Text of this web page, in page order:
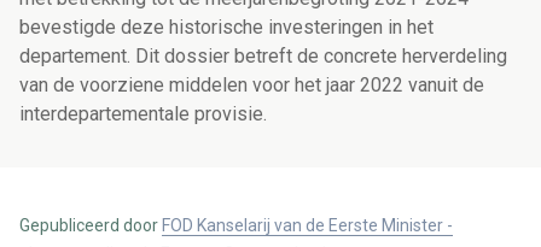
bevestigde deze historische investeringen in het
departement. Dit dossier betreft de concrete herverdeling
van de voorziene middelen voor het jaar 2022 vanuit de
interdepartementale provisie.
Gepubliceerd door FOD Kanselarij van de Eerste Minister -